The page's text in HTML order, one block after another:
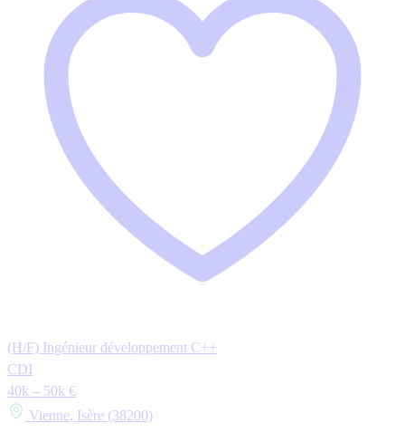
(H/F) Ingénieur développement C++
CDI
40k – 50k €
Vienne, Isère (38200)